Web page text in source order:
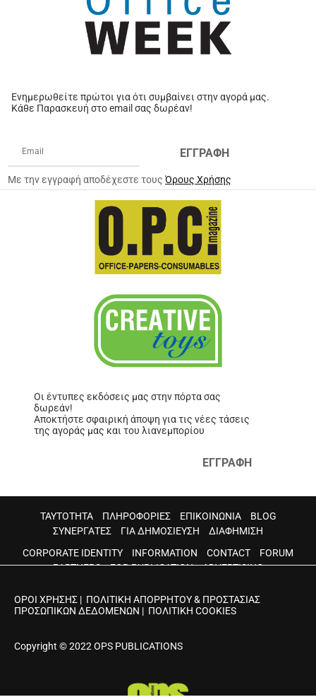
Ενημερωθείτε πρώτοι για ότι συμβαίνει στην αγορά μας.
Κάθε Παρασκευή στο email σας δωρέαν!
ΕΓΓΡΑΦΗ
Με την εγγραφή αποδέχεστε τουςΌρους Χρήσης
Οι έντυπες εκδόσεις μας στην πόρτα σας
δωρεάν!
Αποκτήστε σφαιρική άποψη για τις νέες τάσεις
της αγοράς μας και του λιανεμπορίου
ΕΓΓΡΑΦΗ
ΤΑΥΤΟΤΗΤΑ ΠΛΗΡΟΦΟΡΙΕΣ ΕΠΙΚΟΙΝΩΝΙΑ
BLOG
ΣΥΝΕΡΓΑΤΕΣ
ΓΙΑ ΔΗΜΟΣΙΕΥΣΗ
ΔΙΑΦΗΜΙΣΗ
CORPORATE IDENTITY
INFORMATION CONTACT
FORUM
PARTNERS
FOR PUBLICATION ADVERTISING
ΟΡΟΙ ΧΡΗΣΗΣ | ΠΟΛΙΤΙΚΗ ΑΠΟΡΡΗΤΟΥ & ΠΡΟΣΤΑΣΙΑΣ
ΠΡΟΣΩΠΙΚΩΝ ΔΕΔΟΜΕΝΩΝ | ΠΟΛΙΤΙΚΗ COOKIES
Copyright © 2022 OPS PUBLICATIONS